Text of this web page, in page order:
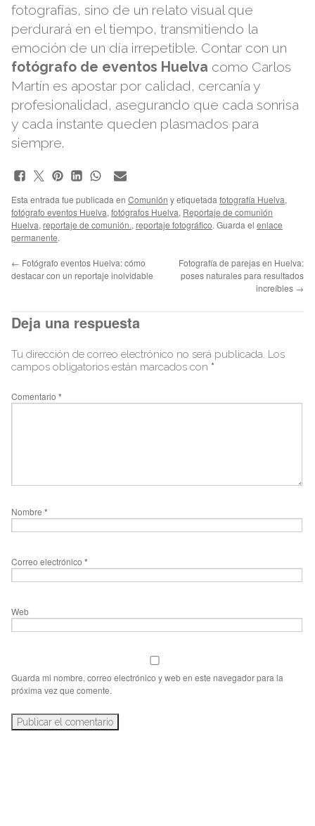
fotografías, sino de un relato visual que
perdurará en el tiempo, transmitiendo la
emoción de un día irrepetible. Contar con un
fotógrafo de eventos Huelva como Carlos
Martín es apostar por calidad, cercanía y
profesionalidad, asegurando que cada sonrisa
y cada instante queden plasmados para
siempre.
Esta entrada fue publicada en Comunión y etiquetada fotografía Huelva,
fotógrafo eventos Huelva, fotógrafos Huelva, Reportaje de comunión
Huelva, reportaje de comunión., reportaje fotográfico. Guarda el enlace
permanente.
← Fotógrafo eventos Huelva: cómo
destacar con un reportaje inolvidable
Fotografía de parejas en Huelva:
poses naturales para resultados
increíbles →
Deja una respuesta
Tu dirección de correo electrónico no será publicada. Los
campos obligatorios están marcados con *
Comentario *
Nombre *
Correo electrónico *
Web
Guarda mi nombre, correo electrónico y web en este navegador para la
próxima vez que comente.